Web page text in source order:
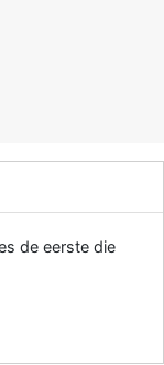
de eerste die